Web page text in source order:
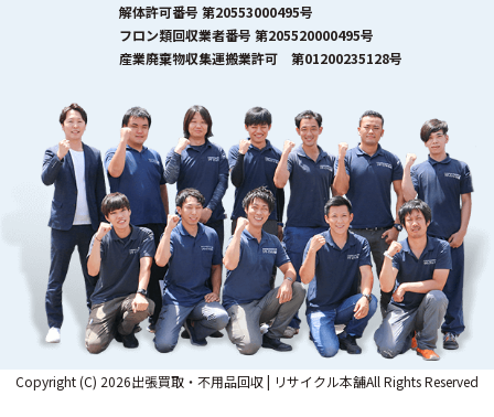
解体許可番号 第20553000495号
フロン類回収業者番号 第205520000495号
産業廃棄物収集運搬業許可 第01200235128号
Copyright (C) 2026出張買取・不用品回収 | リサイクル本舗All Rights Reserved